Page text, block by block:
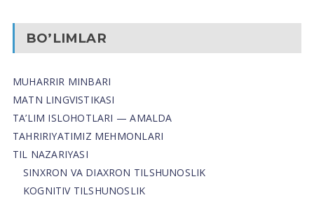
BO’LIMLAR
MUHARRIR MINBARI
MATN LINGVISTIKASI
TA’LIM ISLOHOTLARI — AMALDA
TAHRIRIYATIMIZ MEHMONLARI
TIL NAZARIYASI
SINXRON VA DIAXRON TILSHUNOSLIK
KOGNITIV TILSHUNOSLIK